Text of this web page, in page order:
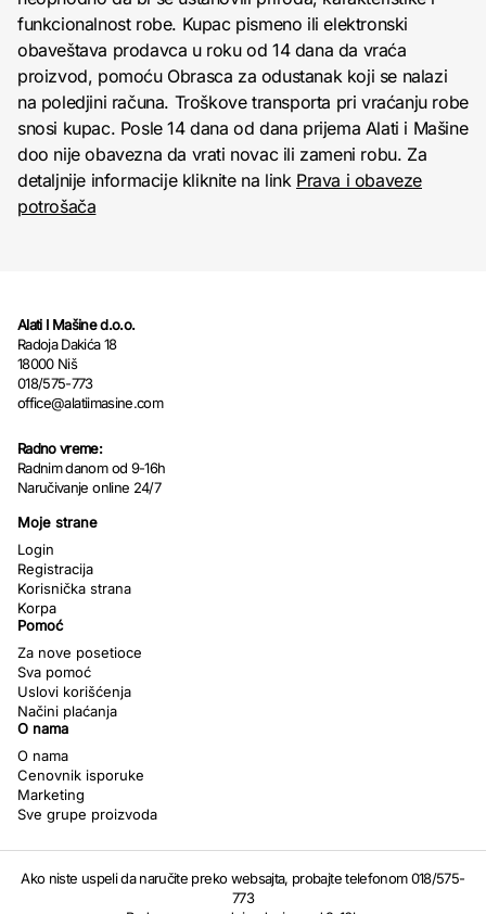
funkcionalnost robe. Kupac pismeno ili elektronski
obaveštava prodavca u roku od 14 dana da vraća
proizvod, pomoću Obrasca za odustanak koji se nalazi
na poledjini računa. Troškove transporta pri vraćanju robe
snosi kupac. Posle 14 dana od dana prijema Alati i Mašine
doo nije obavezna da vrati novac ili zameni robu. Za
detaljnije informacije kliknite na link Prava i obaveze
potrošača
Alati I Mašine d.o.o.
Radoja Dakića 18
18000 Niš
018/575-773
office@alatiimasine.com
Radno vreme:
Radnim danom od 9-16h
Naručivanje online 24/7
Moje strane
Login
Registracija
Korisnička strana
Korpa
Pomoć
Za nove posetioce
Sva pomoć
Uslovi korišćenja
Načini plaćanja
O nama
O nama
Cenovnik isporuke
Marketing
Sve grupe proizvoda
Ako niste uspeli da naručite preko websajta, probajte telefonom 018/575-
773